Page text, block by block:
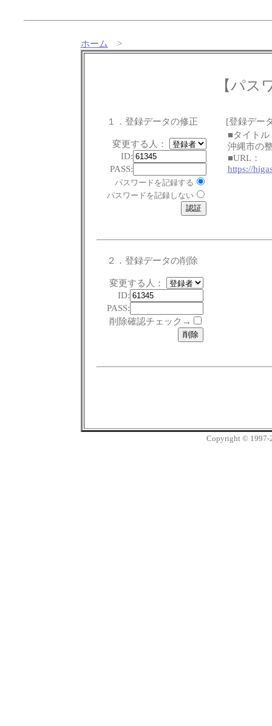
ホーム >
【パス
１．登録データの修正
変更する人：
ID:
PASS:
パスワードを記録する
パスワードを記録しない
[登録デー
■タイトル
沖縄市の
■URL：
https://
２．登録データの削除
変更する人：
ID:
PASS:
削除確認チェック→
Copyright © 1997-